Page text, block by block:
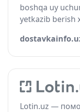
boshqa uy
yetkazib berish
Lotin.uz —